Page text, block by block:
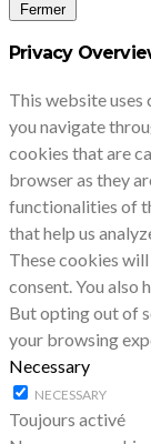
Fermer
Privacy
This website
you navigate
cookies that are
browser as they
functionalities of
that help us
These cookies
consent. You also
But opting out of
your browsing
Necessary
NECESSARY
Toujours activé